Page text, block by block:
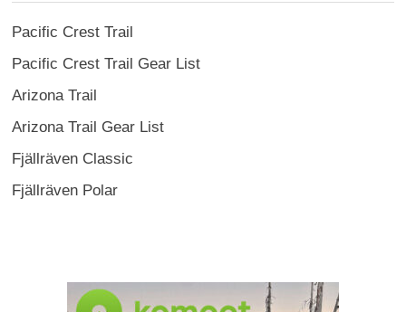
Pacific Crest Trail
Pacific Crest Trail Gear List
Arizona Trail
Arizona Trail Gear List
Fjällräven Classic
Fjällräven Polar